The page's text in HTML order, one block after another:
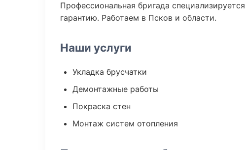
Профессиональная бригада
гарантию. Работаем в Псков и области.
Наши услуги
Укладка брусчатки
Демонтажные работы
Покраска стен
Монтаж систем отопления